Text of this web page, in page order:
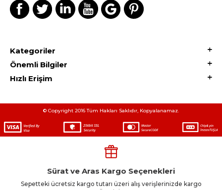
Kategoriler
Önemli Bilgiler
Hızlı Erişim
© Copyright 2016 Tüm Hakları Saklıdır, Kopyalanamaz.
Sürat ve Aras Kargo Seçenekleri
Sepetteki ücretsiz kargo tutarı üzeri alış verişlerinizde kargo